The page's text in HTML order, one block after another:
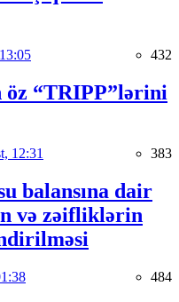
432
öz “TRIPP”lərini
12:31 383
balansına dair
və zəifliklərin
484